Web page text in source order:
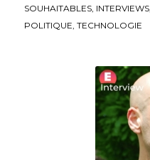
SOUHAITABLES, INTERVIEWS,
POLITIQUE TECHNOLOGIE